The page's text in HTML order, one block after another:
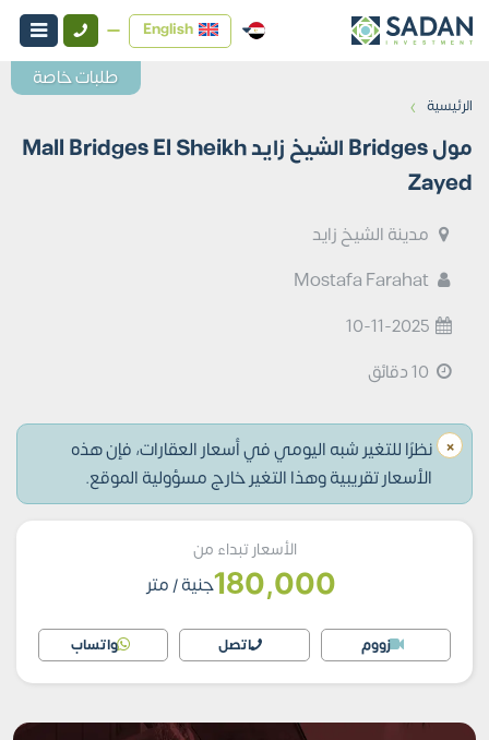
English
الرئيسية ›
مول Bridges الشيخ زايد Mall Bridges El Sheikh
Zayed
مدينة الشيخ زايد
Mostafa Farahat
10-11-2025
× نظرًا للتغير شبه اليومي في أسعار العقارات، فإن هذه
الأسعار تقريبية وهذا التغير خارج مسؤولية الموقع.
الأسعار تبداء من
180,000جنية/ متر
زووم اتصل واتساب
طلبات خاصة